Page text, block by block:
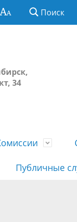
Поиск
34
Совета
Публичные